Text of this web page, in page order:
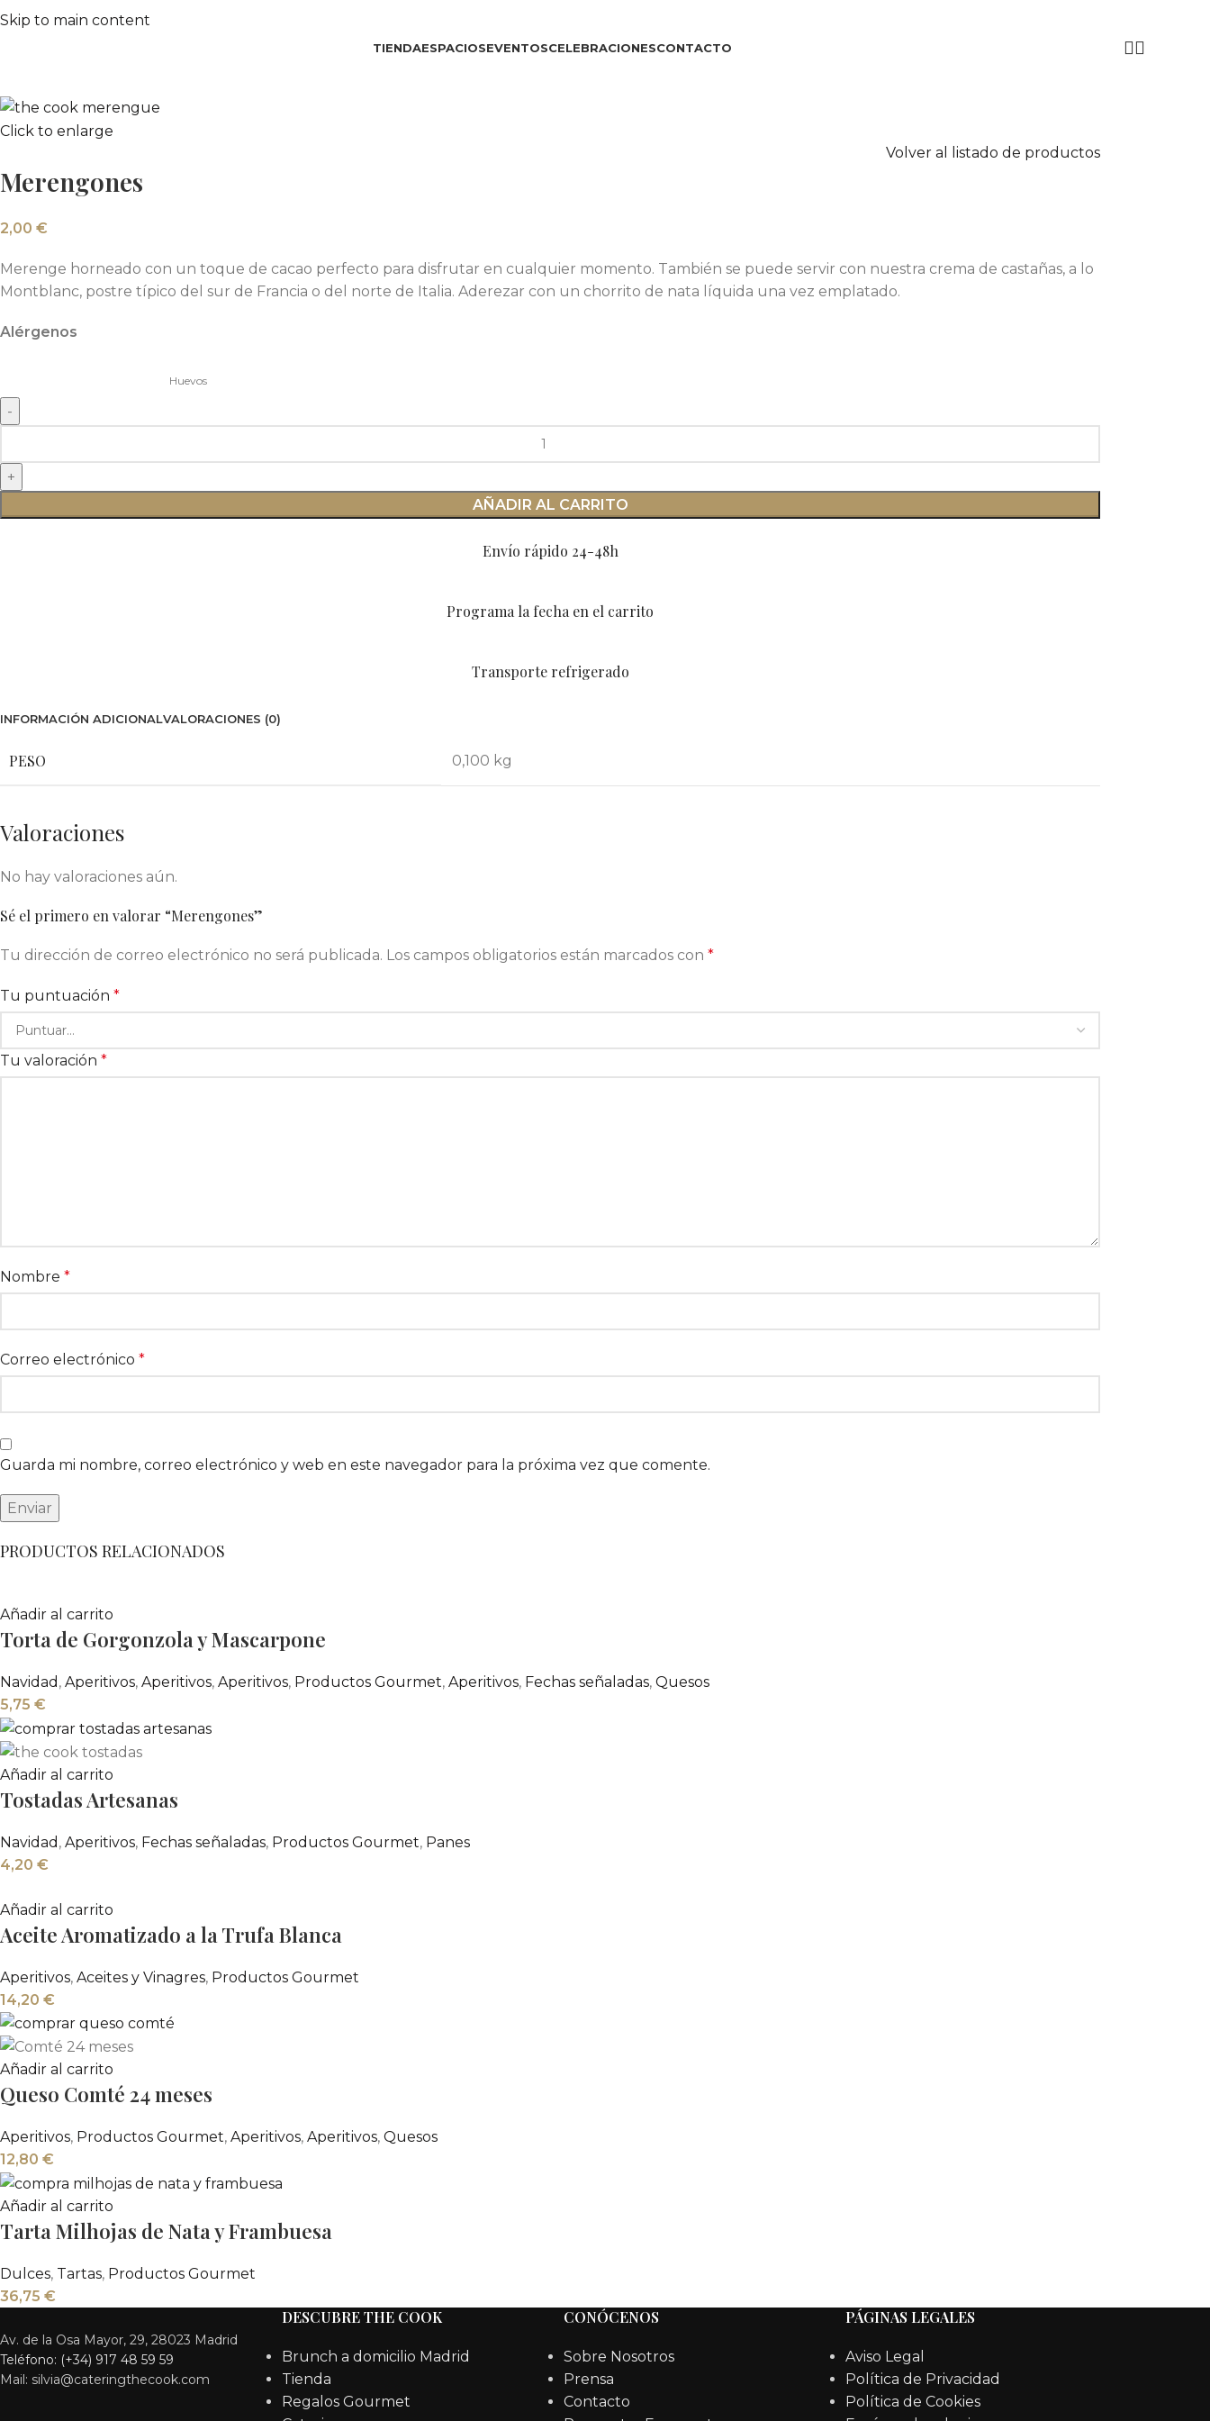
Skip to main content
TIENDAESPACIOSEVENTOSCELEBRACIONESCONTACTO
Click to enlarge
Volver al listado de productos
Merengones
2,00 €
Merenge horneado con un toque de cacao perfecto para disfrutar en cualquier momento. También se puede servir con nuestra crema de castañas, a lo
Montblanc, postre típico del sur de Francia o del norte de Italia. Aderezar con un chorrito de nata líquida una vez emplatado.
Alérgenos
Huevos
AÑADIR AL CARRITO
Envío rápido 24-48h
Programa la fecha en el carrito
Transporte refrigerado
INFORMACIÓN ADICIONALVALORACIONES (0)
PESO 0,100 kg
Valoraciones
No hay valoraciones aún.
Sé el primero en valorar “Merengones”
Tu dirección de correo electrónico no será publicada. Los campos obligatorios están marcados con *
Tu puntuación *
Tu valoración *
Nombre *
Correo electrónico *
Guarda mi nombre, correo electrónico y web en este navegador para la próxima vez que comente.
PRODUCTOS RELACIONADOS
Añadir al carrito
Torta de Gorgonzola y Mascarpone
Navidad , Aperitivos, Aperitivos, Aperitivos, Productos Gourmet, Aperitivos, Fechas señaladas, Quesos
5,75 €
Añadir al carrito
Tostadas Artesanas
Navidad , Aperitivos, Fechas señaladas, Productos Gourmet, Panes
4,20 €
Añadir al carrito
Aceite Aromatizado a la Trufa Blanca
Aperitivos, Aceites y Vinagres, Productos Gourmet
14,20 €
Añadir al carrito
Queso Comté 24 meses
Aperitivos, Productos Gourmet, Aperitivos, Aperitivos, Quesos
12,80 €
Añadir al carrito
Tarta Milhojas de Nata y Frambuesa
Dulces, Tartas, Productos Gourmet
36,75 €
Av. de la Osa Mayor, 29, 28023 Madrid
Teléfono: (+34) 917 48 59 59
Mail: silvia@cateringthecook.com
DESCUBRE THE COOK
Brunch a domicilio Madrid
Tienda
Regalos Gourmet
CONÓCENOS
Sobre Nosotros
Prensa
Contacto
PÁGINAS LEGALES
Aviso Legal
Política de Privacidad
Política de Cookies